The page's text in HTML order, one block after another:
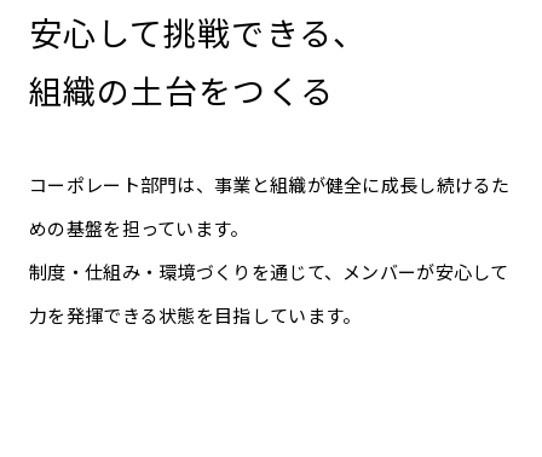
安心して挑戦できる、
組織の土台をつくる
コーポレート部門は、事業と組織が健全に成長し続けるた
めの基盤を担っています。
制度・仕組み・環境づくりを通じて、メンバーが安心して
力を発揮できる状態を目指しています。